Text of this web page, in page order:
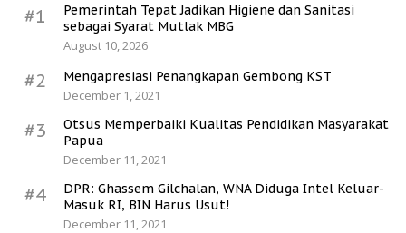
#1
Pemerintah Tepat Jadikan Higiene dan Sanitasi
sebagai Syarat Mutlak MBG
August 10, 2026
#2
Mengapresiasi Penangkapan Gembong KST
December 1, 2021
#3
Otsus Memperbaiki Kualitas Pendidikan Masyarakat
Papua
December 11, 2021
#4
DPR: Ghassem Gilchalan, WNA Diduga Intel Keluar-
Masuk RI, BIN Harus Usut!
December 11, 2021